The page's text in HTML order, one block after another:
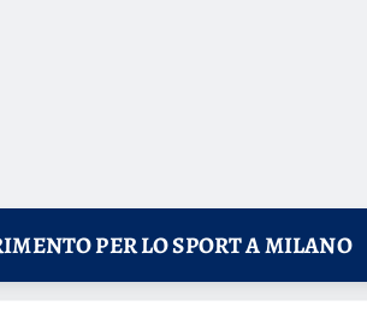
PER LO SPORT A MILANO